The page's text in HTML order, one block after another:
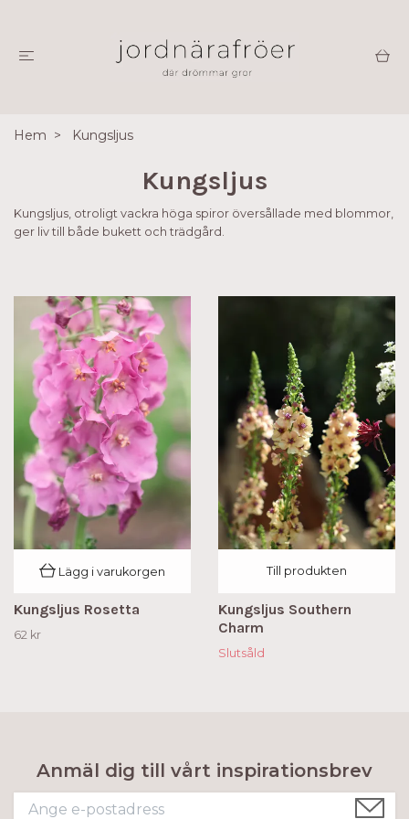
Hem Kungsljus
Kungsljus
Kungsljus, otroligt vackra höga spiror översållade med blommor,
ger liv till både bukett och trädgård.
Lägg i varukorgen
Kungsljus Rosetta
62 kr
Till produkten
Kungsljus Southern
Charm
Slutsåld
Anmäl dig till vårt inspirationsbrev